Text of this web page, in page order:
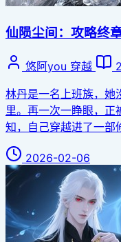
仙陨尘间：攻略终
悠阿you 穿越
林丹是一名上班族，她
里。再一次一睁眼，
知，自己穿越进了一部
2026-02-06